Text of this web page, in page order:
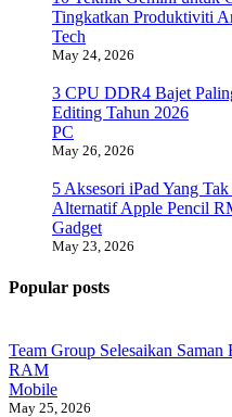
Tingkatkan Produktiviti
Tech
May 24, 2026
3 CPU DDR4 Bajet
Editing Tahun 2026
PC
May 26, 2026
5 Aksesori iPad Yang
Alternatif Apple Pencil
Gadget
May 23, 2026
Popular posts
Team Group Selesaikan
RAM
Mobile
May 25, 2026